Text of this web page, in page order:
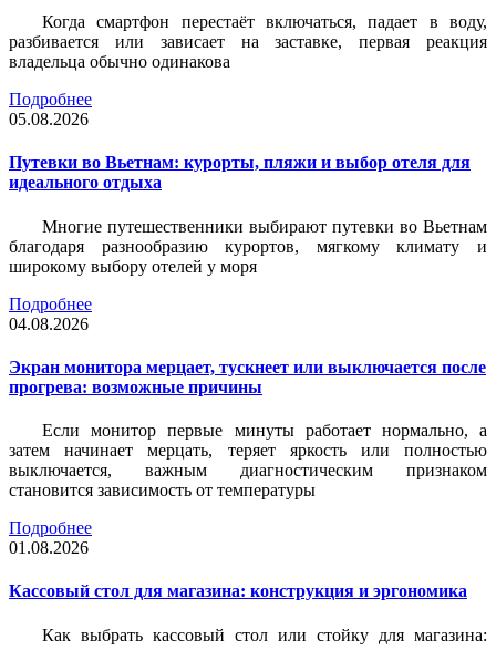
Когда смартфон перестаёт включаться, падает в воду,
разбивается или зависает на заставке, первая реакция
владельца обычно одинакова
Подробнее
05.08.2026
Путевки во Вьетнам: курорты, пляжи и выбор отеля для
идеального отдыха
Многие путешественники выбирают путевки во Вьетнам
благодаря разнообразию курортов, мягкому климату и
широкому выбору отелей у моря
Подробнее
04.08.2026
Экран монитора мерцает, тускнеет или выключается после
прогрева: возможные причины
Если монитор первые минуты работает нормально, а
затем начинает мерцать, теряет яркость или полностью
выключается, важным диагностическим признаком
становится зависимость от температуры
Подробнее
01.08.2026
Кассовый стол для магазина: конструкция и эргономика
Как выбрать кассовый стол или стойку для магазина: